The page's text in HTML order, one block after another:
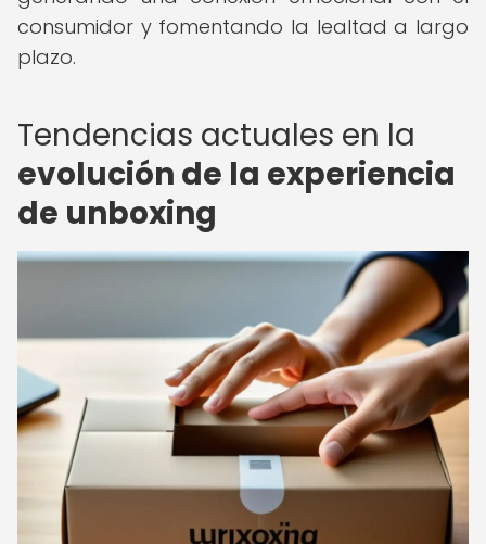
consumidor y fomentando la lealtad a largo
plazo.
Tendencias actuales en la
evolución de la experiencia
de unboxing